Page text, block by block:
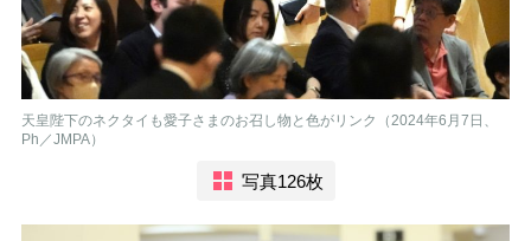
天皇陛下のネクタイも愛子さまのお召し物と色がリンク（2024年6月7日、
Ph／JMPA）
写真126枚